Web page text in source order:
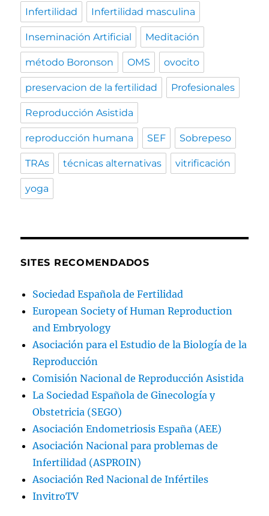
Infertilidad Infertilidad masculina
Inseminación Artificial Meditación
método Boronson OMS ovocito
preservacion de la fertilidad Profesionales
Reproducción Asistida
reproducción humana SEF Sobrepeso
TRAs técnicas alternativas vitrificación
yoga
SITES RECOMENDADOS
Sociedad Española de Fertilidad
European Society of Human Reproduction
and Embryology
Asociación para el Estudio de la Biología de la
Reproducción
Comisión Nacional de Reproducción Asistida
La Sociedad Española de Ginecología y
Obstetricia (SEGO)
Asociación Endometriosis España (AEE)
Asociación Nacional para problemas de
Infertilidad (ASPROIN)
Asociación Red Nacional de Infértiles
InvitroTV